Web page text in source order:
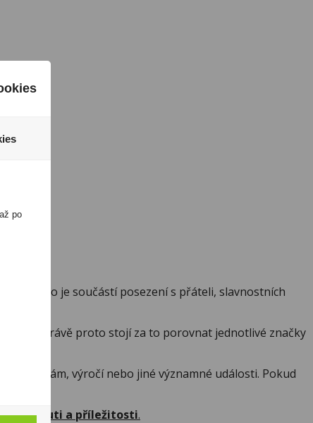
Často je součástí posezení s přáteli, slavnostních
tequil, a právě proto stojí za to porovnat jednotlivé značky
výročí nebo jiné významné události. Pokud
chuti a příležitosti.
po